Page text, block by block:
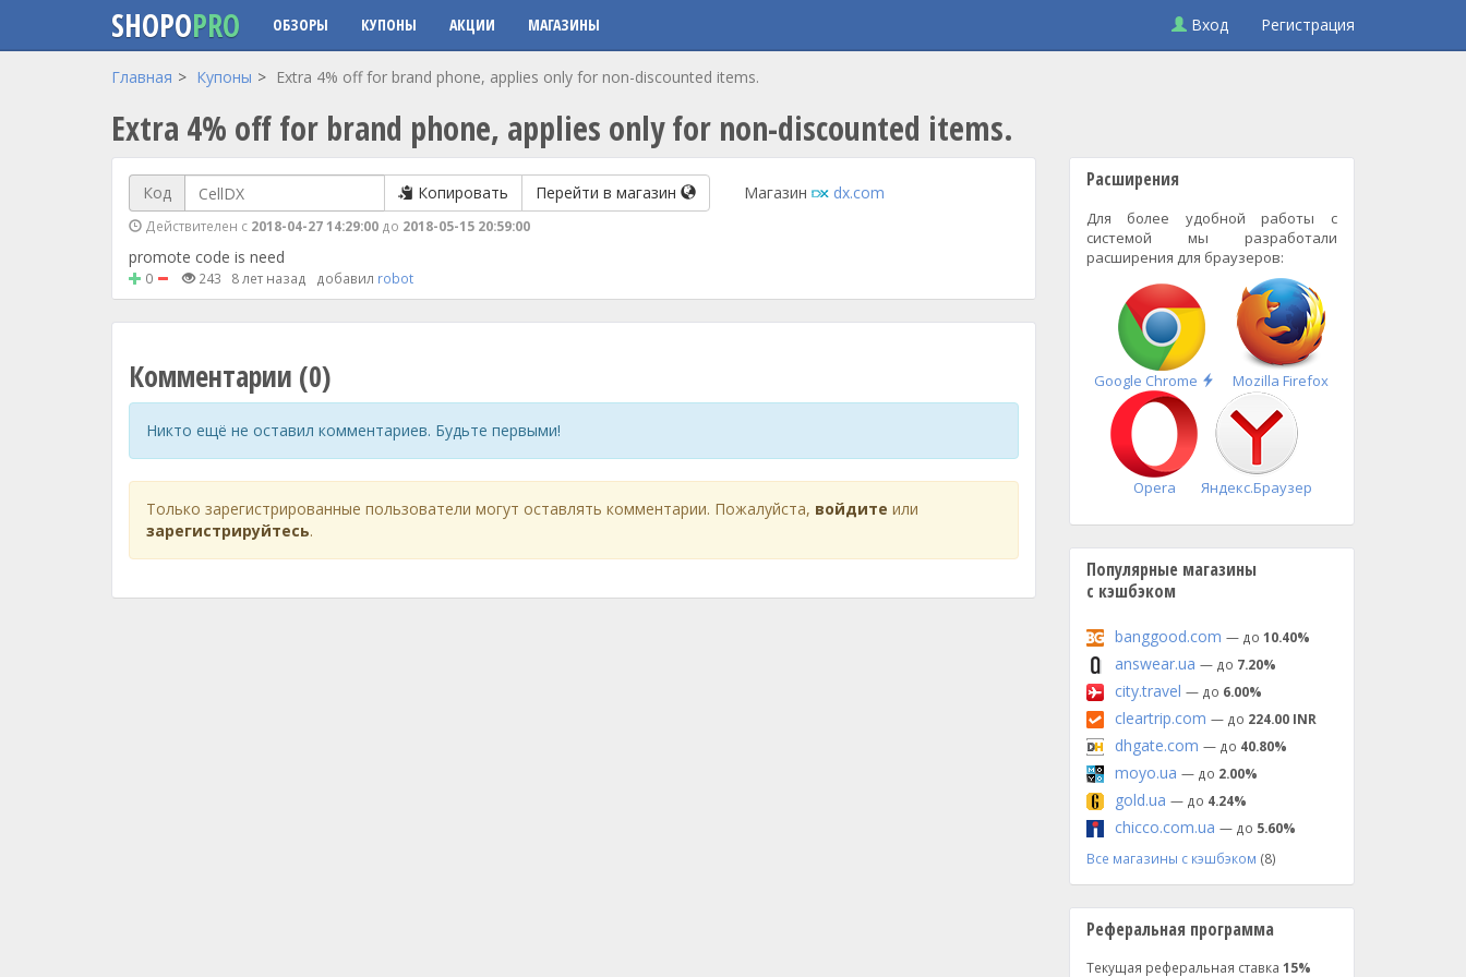
Перейти к основному содержанию
SHOPOPRO ОБЗОРЫ КУПОНЫ АКЦИИ МАГАЗИНЫ Вход Регистрация
Главная Купоны Extra 4% off for brand phone, applies only for non-discounted items.
Extra 4% off for brand phone, applies only for non-discounted items.
Код Копировать Перейти в магазин
Действителен с 2018-04-27 14:29:00 до 2018-05-15 20:59:00
Магазин dx.com
promote code is need
0 243 8 лет назад добавил robot
Комментарии (0)
Никто ещё не оставил комментариев. Будьте первыми!
Только зарегистрированные пользователи могут оставлять комментарии. Пожалуйста, войдите или
зарегистрируйтесь.
Расширения
Для более удобной работы с
системой мы разработали
расширения для браузеров:
Google Chrome
Быстрая
установка
Mozilla Firefox
Opera Яндекс.Браузер
Популярные магазины
с кэшбэком
banggood.com — до 10.40%
answear.ua — до 7.20%
city.travel — до 6.00%
cleartrip.com — до 224.00 INR
dhgate.com — до 40.80%
moyo.ua — до 2.00%
gold.ua — до 4.24%
chicco.com.ua — до 5.60%
Все магазины с кэшбэком (8)
Реферальная программа
Текущая реферальная ставка 15%